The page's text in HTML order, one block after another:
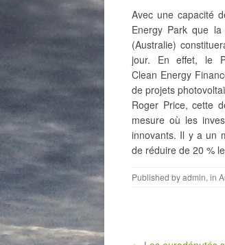
Avec une capacité
Energy Park que
(Australie)
jour. En effet, le
Clean Energy
de projets
Roger Price, cette
mesure où les
innovants. Il y a un
de réduire de 20 %
Published byadmin, in